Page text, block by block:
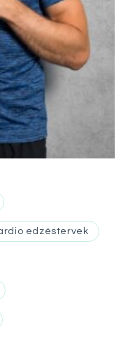
edzéstervek